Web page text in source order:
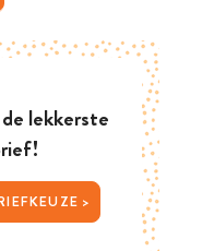
lekkerste
JOUW NIEUWSBRIEFKEUZE >